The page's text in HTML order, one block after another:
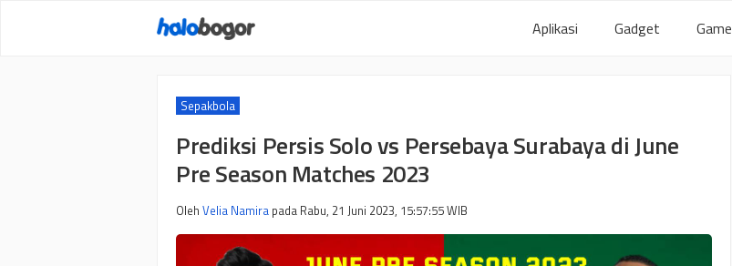
Aplikasi Gadget Game
Sepakbola
Prediksi Persis Solo vs Persebaya Surabaya di June
Pre Season Matches 2023
Oleh Velia Namira pada Rabu, 21 Juni 2023, 15:57:55WIB